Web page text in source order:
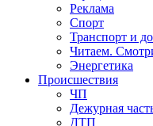
Реклама
Спорт
Транспорт и
Читаем.
Энергетика
Происшествия
ЧП
Дежурная
ДТП